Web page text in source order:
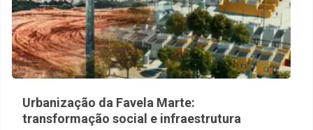
Urbanização da Favela Marte:
transformação social e infraestrutura